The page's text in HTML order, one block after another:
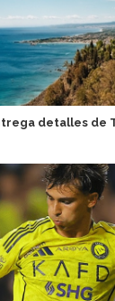
detalles de